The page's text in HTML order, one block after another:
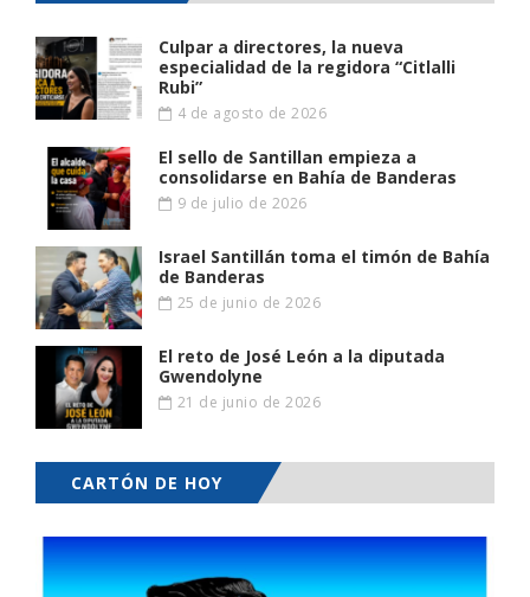
Culpar a directores, la nueva
especialidad de la regidora “Citlalli
Rubi”
4 de agosto de 2026
El sello de Santillan empieza a
consolidarse en Bahía de Banderas
9 de julio de 2026
Israel Santillán toma el timón de Bahía
de Banderas
25 de junio de 2026
El reto de José León a la diputada
Gwendolyne
21 de junio de 2026
CARTÓN DE HOY